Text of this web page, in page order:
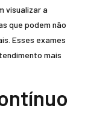
visualizar a
que podem não
Esses exames
mais